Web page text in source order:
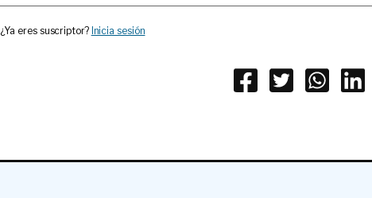
¿Ya eres suscriptor? Inicia sesión